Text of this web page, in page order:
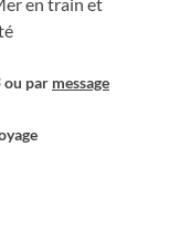
ou par message